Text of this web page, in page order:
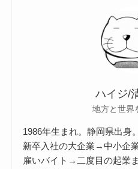
ハイジ/
地方と世界
1986年生まれ。静岡県出身。
新卒入社の大企業→中小
雇いバイト→二度目の起業